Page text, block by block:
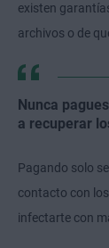
existen
archivos o de
Nunca
a recuperar
Pagando solo
contacto con
infectarte con